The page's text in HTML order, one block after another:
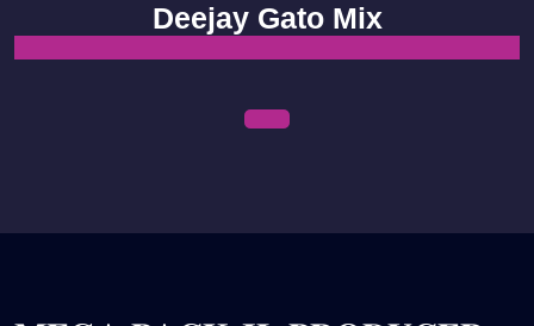
content
Deejay Gato Mix